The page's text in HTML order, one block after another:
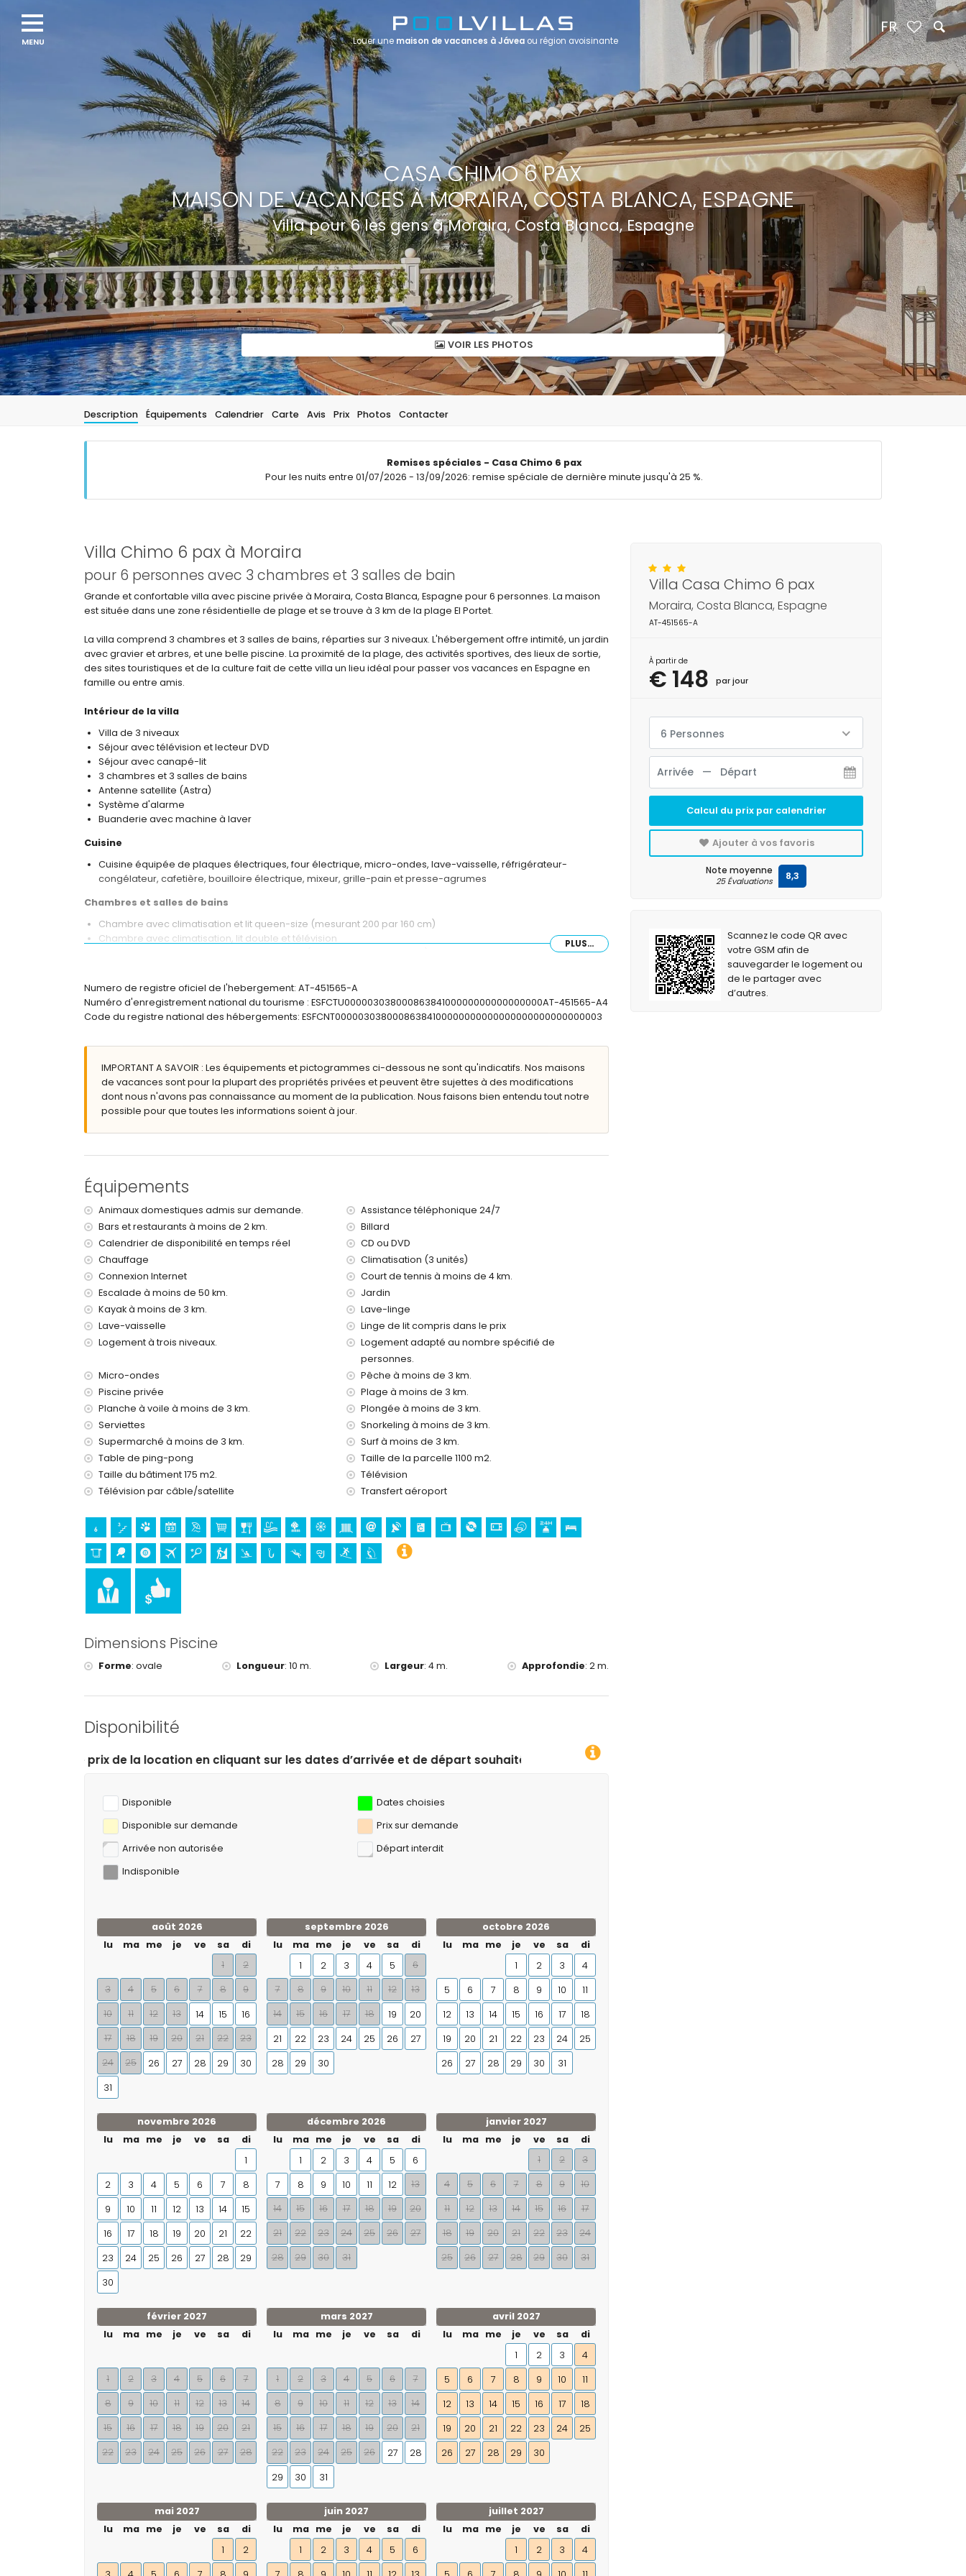
CASA CHIMO 6 PAX
MAISON DE VACANCES À MORAIRA, COSTA BLANCA, ESPAGNE
Villa pour 6 les gens à Moraira, Costa Blanca, Espagne
VOIR LES PHOTOS
Description Équipements Calendrier Carte Avis Prix Photos Contacter
Remises spéciales - Casa Chimo 6 pax
Pour les nuits entre 01/07/2026 - 13/09/2026: remise spéciale de dernière minute jusqu'à 25 %.
Villa Chimo 6 pax à Moraira
pour 6 personnes avec 3 chambres et 3 salles de bain
Grande et confortable villa avec piscine privée à Moraira, Costa Blanca, Espagne pour 6 personnes. La maison
est située dans une zone résidentielle de plage et se trouve à 3 km de la plage El Portet.
La villa comprend 3 chambres et 3 salles de bains, réparties sur 3 niveaux. L'hébergement offre intimité, un jardin
avec gravier et arbres, et une belle piscine. La proximité de la plage, des activités sportives, des lieux de sortie,
des sites touristiques et de la culture fait de cette villa un lieu idéal pour passer vos vacances en Espagne en
famille ou entre amis.
Intérieur de la villa
Villa de 3 niveaux
Séjour avec télévision et lecteur DVD
Séjour avec canapé-lit
3 chambres et 3 salles de bains
Antenne satellite (Astra)
Système d'alarme
Buanderie avec machine à laver
Cuisine
Cuisine équipée de plaques électriques, four électrique, micro-ondes, lave-vaisselle, réfrigérateur-
congélateur, cafetière, bouilloire électrique, mixeur, grille-pain et presse-agrumes
Chambres et salles de bains
Chambre avec climatisation et lit queen-size (mesurant 200 par 160 cm)
Chambre avec climatisation, lit double et télévision
Salle de bain avec lavabo simple, douche et toilette
Extérieur de la villa
Grand terrain clos
2 terrasses
Cuisine extérieure
Coin salon extérieur
Rivière ou rive la plus proche : Mer Méditerranée (à moins de 3 kilomètres de la villa)
Port le plus proche : Port de El Portet (à moins de 3 kilomètres de la villa)
Aéroport le plus proche : Alicante (à moins de 100 kilomètres de la villa)
Deuxième aéroport le plus proche : Valence (> 100 kilomètres)
Veuillez consulter pour savoir si les animaux sont admis
L’hébergement est très adapté aux familles avec enfants
Équipements et services inclus dans le prix de location de la villa
Internet (WiFi)
Aspirateur et fer avec planche à repasser
Linge de lit et serviettes
Service d'urgence 24 heures sur 24
Billard et tennis de table
Service aéroport
Lit supplémentaire (sur demande)
Divertissements et activités de loisirs pour vos vacances à Moraira, Costa Blanca
Discothèque, boîte de nuit, bar et promenade (El Portet) (à moins de 5 kilomètres de la maison)
Sites touristiques et culture à Moraira, Costa Blanca
monument (Tour de guet du Cap d'Or) et site historique (Centre Historique) (à moins de 5 kilomètres de
l'hébergement)
Musée (Écomusée Cemroqt L'almassera) (à moins de 10 kilomètres de l'hébergement)
Sports
Tennis, kayak, pêche, plongée, snorkeling, surf et planche à voile (à moins de 5 kilomètres de la villa)
Golf (Club de Golf Ifach) et équitation (à moins de 10 kilomètres de la villa)
Escalade et ski nautique (à moins de 50 kilomètres de la villa)
PLUS...
Numero de registre oficiel de l'hebergement: AT-451565-A
Numéro d'enregistrement national du tourisme : ESFCTU00000303800086384100000000000000000AT-451565-A4
Code du registre national des hébergements: ESFCNT00000303800086384100000000000000000000000000003
IMPORTANT A SAVOIR : Les équipements et pictogrammes ci-dessous ne sont qu'indicatifs. Nos maisons
de vacances sont pour la plupart des propriétés privées et peuvent être sujettes à des modifications
dont nous n'avons pas connaissance au moment de la publication. Nous faisons bien entendu tout notre
possible pour que toutes les informations soient à jour.
Équipements
Animaux domestiques admis sur demande.
Assistance téléphonique 24/7
Bars et restaurants à moins de 2 km.
Billard
Calendrier de disponibilité en temps réel
CD ou DVD
Chauffage
Climatisation (3 unités)
Connexion Internet
Court de tennis à moins de 4 km.
Escalade à moins de 50 km.
Jardin
Kayak à moins de 3 km.
Lave-linge
Lave-vaisselle
Linge de lit compris dans le prix
Logement à trois niveaux.
Logement adapté au nombre spécifié de
personnes.
Micro-ondes
Pêche à moins de 3 km.
Piscine privée
Plage à moins de 3 km.
Planche à voile à moins de 3 km.
Plongée à moins de 3 km.
Serviettes
Snorkeling à moins de 3 km.
Supermarché à moins de 3 km.
Surf à moins de 3 km.
Table de ping-pong
Taille de la parcelle 1100 m2.
Taille du bâtiment 175 m2.
Télévision
Télévision par câble/satellite
Transfert aéroport
Dimensions Piscine
Forme: ovale Longueur: 10 m. Largeur:4 m. Approfondie: 2 m.
Disponibilité
la location en cliquant sur les dates d’arrivée et de départ souhaitées !
Disponible
Dates choisies
Disponible sur demande
Prix ​​sur demande
Arrivée non autorisée
Départ interdit
Indisponible
août 2026
lu
ma me je ve sa
di
1
2
3
4 5 6 7 8
9
10
11 12 13 14 15
16
17
18 19 20 21 22
23
24
25 26 27 28 29
30
31
septembre 2026
lu
ma me je ve sa
di
1
2 3 4 5
6
7
8 9 10 11 12
13
14
15 16 17 18 19
20
21
22 23 24 25 26
27
28
29 30
octobre 2026
lu
ma me je ve sa
di
1
2 3
4
5
6 7 8 9 10
11
12
13 14 15 16 17
18
19
20 21 22 23 24
25
26
27 28 29 30 31
novembre 2026
lu
ma me je ve sa
di
1
2
3 4 5 6 7
8
9
10 11 12 13 14
15
16
17 18 19 20 21
22
23
24 25 26 27 28
29
30
décembre 2026
lu
ma me je ve sa
di
1
2 3 4 5
6
7
8 9 10 11 12
13
14
15 16 17 18 19
20
21
22 23 24 25 26
27
28
29 30 31
janvier 2027
lu
ma me je ve sa
di
1
2
3
4
5 6 7 8 9
10
11
12 13 14 15 16
17
18
19 20 21 22 23
24
25
26 27 28 29 30 31
février 2027
lu
ma me je ve sa di
1 2 3 4 5 6
7
8
9 10 11 12 13
14
15
16 17 18 19 20
21
22
23 24 25 26 27 28
mars 2027
lu
ma me je ve sa di
1 2 3 4 5 6
7
8
9 10 11 12 13
14
15
16 17 18 19 20
21
22
23 24 25 26 27
28
29
30 31
avril 2027
lu
ma me je ve sa
di
1
2 3
4
5
6 7 8 9 10
11
12
13 14 15 16 17
18
19
20 21 22 23 24
25
26
27 28 29 30
mai 2027
lu
ma me je ve sa
di
1
2
juin 2027
lu
ma me je ve sa
di
1
2 3 4 5
6
juillet 2027
lu
ma me je ve sa
di
1
2 3
4
Villa Casa Chimo 6 pax
Moraira, Costa Blanca, Espagne
AT-451565-A
À partir de
€ 148 par jour
6 Personnes
Calcul du prix par calendrier
Ajouter à vos favoris
Note moyenne
25 Évaluations 8,3
Scannez le code QR avec
votre GSM afin de
sauvegarder le logement ou
de le partager avec
d’autres.
Louer une maison de vacances à Jáveaou région avoisinante
FR
Navigation
menu